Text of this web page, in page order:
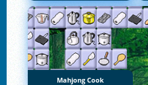
Mahjong Cook